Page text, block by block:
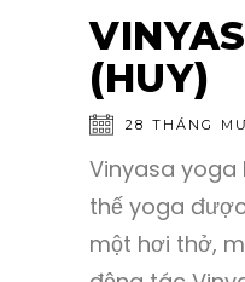
(HUY)
28 THÁNG
Vinyasa
thế yoga
một hơi thở,